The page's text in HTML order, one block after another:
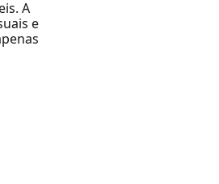
A
e